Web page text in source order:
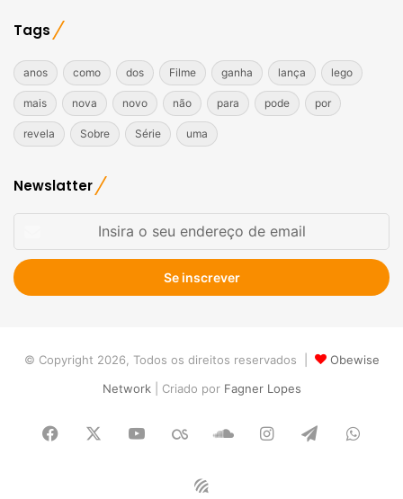
Tags
anos como dos Filme ganha lança lego
mais nova novo não para pode por
revela Sobre Série uma
Newslatter
seu
endereço
de
© Copyright 2026, Todos os direitos reservados |
Obewise
Network| Criado porFagner Lopes
Facebook YouTubeLast.FMSoundCloud
Instagram
Telegram
Obewise